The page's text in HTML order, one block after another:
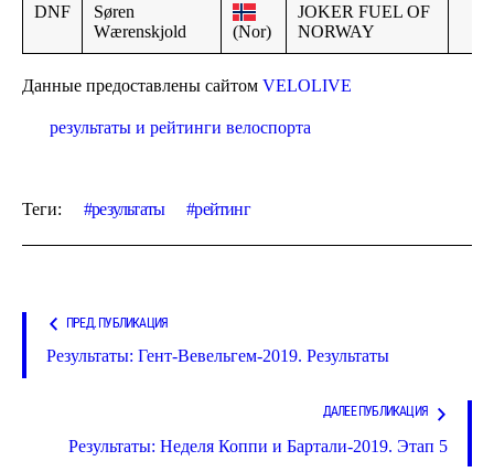
DNF
Søren
Wærenskjold
(Nor)
JOKER FUEL OF
NORWAY
Данные предоставлены сайтом VELOLIVE
результаты и рейтинги велоспорта
Теги: результаты рейтинг
ПРЕД. ПУБЛИКАЦИЯ
Результаты: Гент-Вевельгем-2019. Результаты
ДАЛЕЕ ПУБЛИКАЦИЯ
Результаты: Неделя Коппи и Бартали-2019. Этап 5